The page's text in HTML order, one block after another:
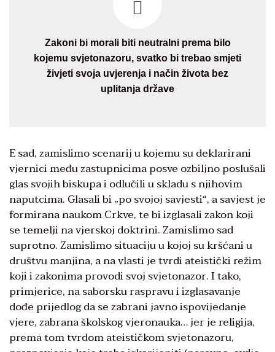
Zakoni bi morali biti neutralni prema bilo
kojemu svjetonazoru, svatko bi trebao smjeti
živjeti svoja uvjerenja i način života bez
uplitanja države
E sad, zamislimo scenarij u kojemu su deklarirani
vjernici među zastupnicima posve ozbiljno poslušali
glas svojih biskupa i odlučili u skladu s njihovim
naputcima. Glasali bi „po svojoj savjesti“, a savjest je
formirana naukom Crkve, te bi izglasali zakon koji
se temelji na vjerskoj doktrini. Zamislimo sad
suprotno. Zamislimo situaciju u kojoj su kršćani u
društvu manjina, a na vlasti je tvrdi ateistički režim
koji i zakonima provodi svoj svjetonazor. I tako,
primjerice, na saborsku raspravu i izglasavanje
dođe prijedlog da se zabrani javno ispovijedanje
vjere, zabrana školskog vjeronauka… jer je religija,
prema tom tvrdom ateističkom svjetonazoru,